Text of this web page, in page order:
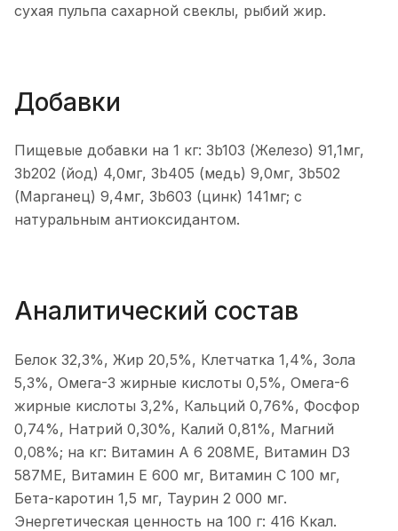
сухая пульпа сахарной свеклы, рыбий жир.
Добавки
Пищевые добавки на 1 кг: 3b103 (Железо) 91,1мг,
3b202 (йод) 4,0мг, 3b405 (медь) 9,0мг, 3b502
(Марганец) 9,4мг, 3b603 (цинк) 141мг; с
натуральным антиоксидантом.
Аналитический состав
Белок 32,3%, Жир 20,5%, Клетчатка 1,4%, Зола
5,3%, Омега-3 жирные кислоты 0,5%, Омега-6
жирные кислоты 3,2%, Кальций 0,76%, Фосфор
0,74%, Натрий 0,30%, Калий 0,81%, Магний
0,08%; на кг: Витамин А 6 208МЕ, Витамин D3
587МЕ, Витамин E 600 мг, Витамин С 100 мг,
Бета-каротин 1,5 мг, Таурин 2 000 мг.
Энергетическая ценность на 100 г: 416 Ккал.